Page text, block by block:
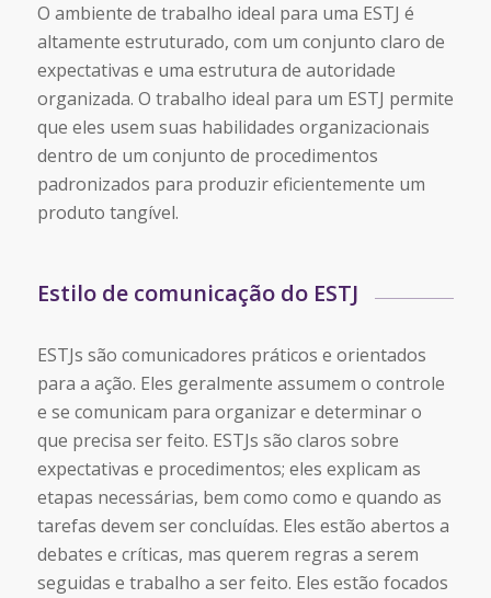
O ambiente de trabalho ideal para uma ESTJ é
altamente estruturado, com um conjunto claro de
expectativas e uma estrutura de autoridade
organizada. O trabalho ideal para um ESTJ permite
que eles usem suas habilidades organizacionais
dentro de um conjunto de procedimentos
padronizados para produzir eficientemente um
produto tangível.
Estilo de comunicação do ESTJ
ESTJs são comunicadores práticos e orientados
para a ação. Eles geralmente assumem o controle
e se comunicam para organizar e determinar o
que precisa ser feito. ESTJs são claros sobre
expectativas e procedimentos; eles explicam as
etapas necessárias, bem como como e quando as
tarefas devem ser concluídas. Eles estão abertos a
debates e críticas, mas querem regras a serem
seguidas e trabalho a ser feito. Eles estão focados